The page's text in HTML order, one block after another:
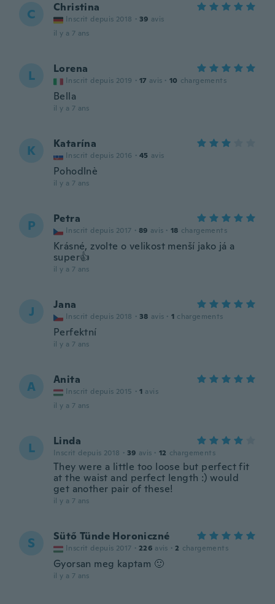
C Christina
Inscrit depuis 2018 · 39 avis
il y a 7 ans
L Lorena
Inscrit depuis 2019 · 17 avis · 10 chargements
Bella
il y a 7 ans
K Katarína
Inscrit depuis 2016 · 45 avis
Pohodlnè
il y a 7 ans
P Petra
Inscrit depuis 2017 · 89 avis · 18 chargements
Krásné, zvolte o velikost menší jako já a
super👍
il y a 7 ans
J Jana
Inscrit depuis 2018 · 38 avis · 1 chargements
Perfektní
il y a 7 ans
A Anita
Inscrit depuis 2015 · 1 avis
il y a 7 ans
L Linda
Inscrit depuis 2018 · 39 avis · 12 chargements
They were a little too loose but perfect fit
at the waist and perfect length :) would
get another pair of these!
il y a 7 ans
S Sütő Tünde Horoniczné
Inscrit depuis 2017 · 226 avis · 2 chargements
Gyorsan meg kaptam 🙂
il y a 7 ans